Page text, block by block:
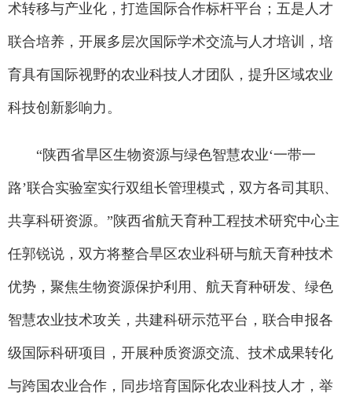
术转移与产业化，打造国际合作标杆平台；五是人才
联合培养，开展多层次国际学术交流与人才培训，培
育具有国际视野的农业科技人才团队，提升区域农业
科技创新影响力。
“陕西省旱区生物资源与绿色智慧农业‘一带一
路’联合实验室实行双组长管理模式，双方各司其职、
共享科研资源。”陕西省航天育种工程技术研究中心主
任郭锐说，双方将整合旱区农业科研与航天育种技术
优势，聚焦生物资源保护利用、航天育种研发、绿色
智慧农业技术攻关，共建科研示范平台，联合申报各
级国际科研项目，开展种质资源交流、技术成果转化
与跨国农业合作，同步培育国际化农业科技人才，举